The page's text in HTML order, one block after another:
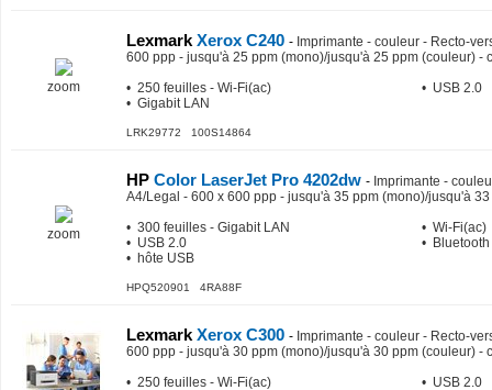
zoom
Lexmark Xerox C240 - Imprimante - couleur - Recto-
600 ppp - jusqu'à 25 ppm (mono)/jusqu'à 25 ppm (couleur) -
• 250 feuilles - Wi-Fi(ac)
• Gigabit LAN
• USB 2.0
LRK29772 100S14864
zoom
HP Color LaserJet Pro 4202dw - Imprimante -
A4/Legal - 600 x 600 ppp - jusqu'à 35 ppm (mono)/jusqu'à
• 300 feuilles - Gigabit LAN
• USB 2.0
• hôte USB
• Wi-Fi(ac)
• Bluetooth
HPQ520901 4RA88F
Lexmark Xerox C300 - Imprimante - couleur - Recto-
600 ppp - jusqu'à 30 ppm (mono)/jusqu'à 30 ppm (couleur) -
• 250 feuilles - Wi-Fi(ac)
• USB 2.0